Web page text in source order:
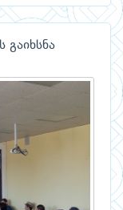
გაიხსნა